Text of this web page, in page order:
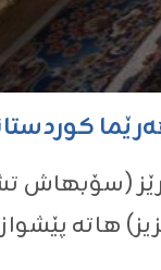
بەرێز (سۆبهاش